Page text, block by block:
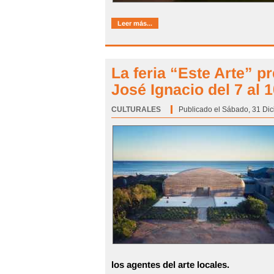
Leer más...
La feria “Este Arte”
José Ignacio del 7 al
CULTURALES Publicado el Sábado, 31
los agentes del arte locales.